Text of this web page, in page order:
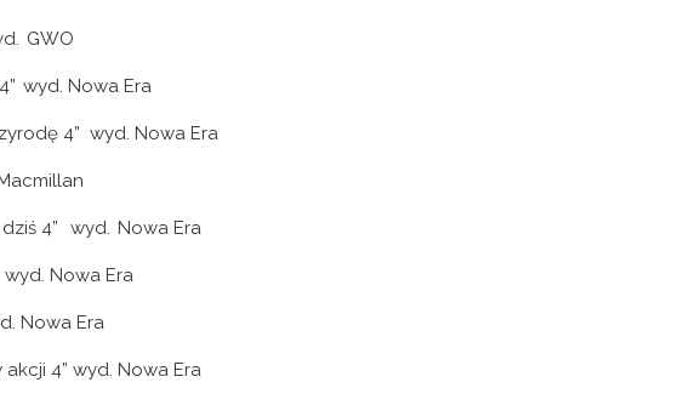
GWO
wyd. Nowa Era
4” wyd. Nowa Era
4” wyd. Nowa Era
wyd. Nowa Era
Nowa Era
4” wyd. Nowa Era